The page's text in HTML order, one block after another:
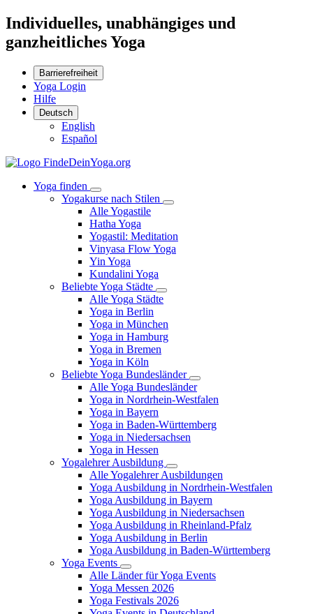
Individuelles, unabhängiges und
ganzheitliches Yoga
Barrierefreiheit
Yoga Login
Hilfe
Deutsch
English
Español
Yoga finden
Yogakurse nach Stilen
Alle Yogastile
Hatha Yoga
Yogastil: Meditation
Vinyasa Flow Yoga
Yin Yoga
Kundalini Yoga
Beliebte Yoga Städte
Alle Yoga Städte
Yoga in Berlin
Yoga in München
Yoga in Hamburg
Yoga in Bremen
Yoga in Köln
Beliebte Yoga Bundesländer
Alle Yoga Bundesländer
Yoga in Nordrhein-Westfalen
Yoga in Bayern
Yoga in Baden-Württemberg
Yoga in Niedersachsen
Yoga in Hessen
Yogalehrer Ausbildung
Alle Yogalehrer Ausbildungen
Yoga Ausbildung in Nordrhein-Westfalen
Yoga Ausbildung in Bayern
Yoga Ausbildung in Niedersachsen
Yoga Ausbildung in Rheinland-Pfalz
Yoga Ausbildung in Berlin
Yoga Ausbildung in Baden-Württemberg
Yoga Events
Alle Länder für Yoga Events
Yoga Messen 2026
Yoga Festivals 2026